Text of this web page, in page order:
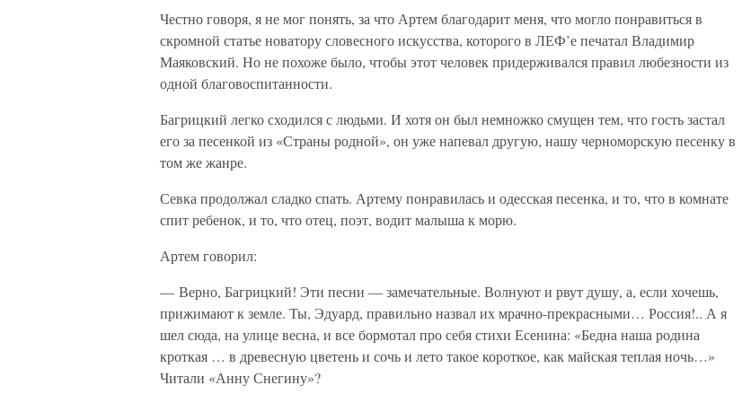
Честно говоря, я не мог понять, за что Артем благодарит меня, что могло понравиться в
скромной статье новатору словесного искусства, которого в ЛЕФ’е печатал Владимир
Маяковский. Но не похоже было, чтобы этот человек придерживался правил любезности из
одной благовоспитанности.
Багрицкий легко сходился с людьми. И хотя он был немножко смущен тем, что гость застал
его за песенкой из «Страны родной», он уже напевал другую, нашу черноморскую песенку в
том же жанре.
Севка продолжал сладко спать. Артему понравилась и одесская песенка, и то, что в комнате
спит ребенок, и то, что отец, поэт, водит малыша к морю.
Артем говорил:
— Верно, Багрицкий! Эти песни — замечательные. Волнуют и рвут душу, а, если хочешь,
прижимают к земле. Ты, Эдуард, правильно назвал их мрачно-прекрасными… Россия!.. А я
шел сюда, на улице весна, и все бормотал про себя стихи Есенина: «Бедна наша родина
кроткая … в древесную цветень и сочь и лето такое короткое, как майская теплая ночь…»
Читали «Анну Снегину»?